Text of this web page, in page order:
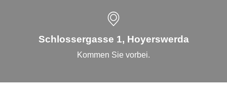
Schlossergasse 1, Hoyerswerda
Kommen Sie vorbei.